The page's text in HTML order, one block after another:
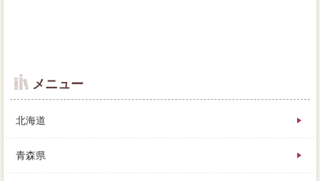
メニュー
北海道
青森県